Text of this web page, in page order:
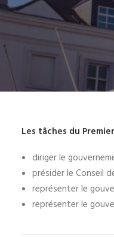
Les tâches du
diriger le
présider le Conseil
représenter le
représenter le